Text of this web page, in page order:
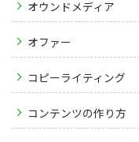
オウンドメディア
オファー
コピーライティング
コンテンツの作り方